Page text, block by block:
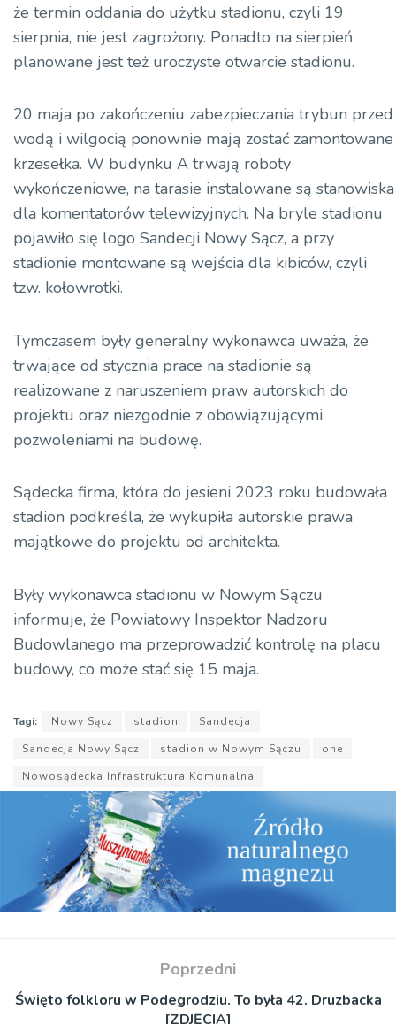
że termin oddania do użytku stadionu, czyli 19
sierpnia, nie jest zagrożony. Ponadto na sierpień
planowane jest też uroczyste otwarcie stadionu.
20 maja po zakończeniu zabezpieczania trybun przed
wodą i wilgocią ponownie mają zostać zamontowane
krzesełka. W budynku A trwają roboty
wykończeniowe, na tarasie instalowane są stanowiska
dla komentatorów telewizyjnych. Na bryle stadionu
pojawiło się logo Sandecji Nowy Sącz, a przy
stadionie montowane są wejścia dla kibiców, czyli
tzw. kołowrotki.
Tymczasem były generalny wykonawca uważa, że
trwające od stycznia prace na stadionie są
realizowane z naruszeniem praw autorskich do
projektu oraz niezgodnie z obowiązującymi
pozwoleniami na budowę.
Sądecka firma, która do jesieni 2023 roku budowała
stadion podkreśla, że wykupiła autorskie prawa
majątkowe do projektu od architekta.
Były wykonawca stadionu w Nowym Sączu
informuje, że Powiatowy Inspektor Nadzoru
Budowlanego ma przeprowadzić kontrolę na placu
budowy, co może stać się 15 maja.
Tagi: Nowy Sącz stadion
Sandecja
Sandecja Nowy Sącz
stadion w Nowym Sączu
one
Nowosądecka Infrastruktura Komunalna
Poprzedni
Święto folkloru w Podegrodziu. To była 42. Druzbacka
[ZDJĘCIA]